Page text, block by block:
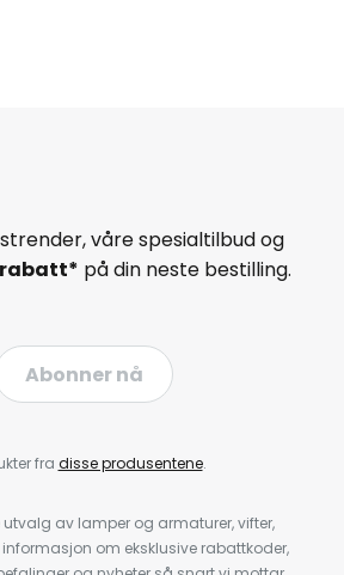
våre spesialtilbud og
rabatt* på din neste bestilling.
Abonner nå
fra disse produsentene.
av lamper og armaturer, vifter,
om eksklusive rabattkoder,